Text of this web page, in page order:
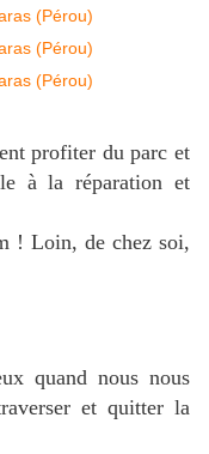
profiter du parc et
à la réparation et
Loin, de chez soi,
nous nous
et quitter la